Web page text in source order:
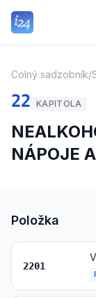
Colný sadzobník/
22 KAPITOLA
NÁPOJE
Položka
2201